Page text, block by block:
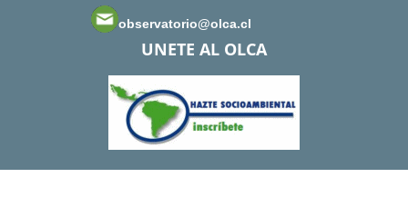
observatorio@olca.cl
UNETE AL OLCA